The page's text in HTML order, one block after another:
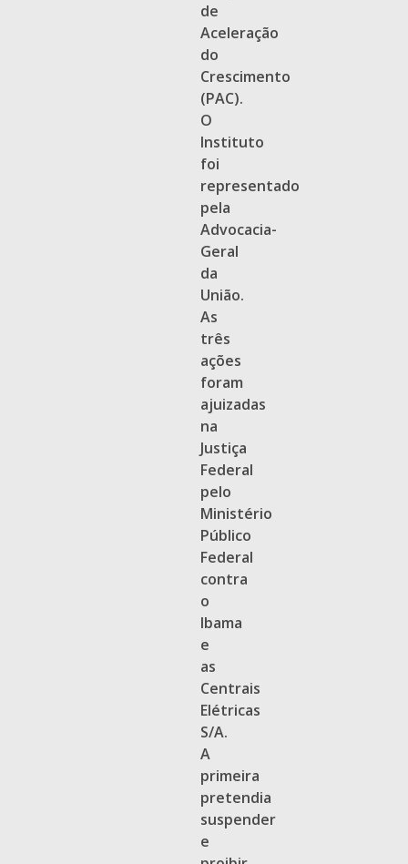
de
Aceleração
do
Crescimento
(PAC).
O
Instituto
foi
representado
pela
Advocacia-
Geral
da
União.
As
três
ações
foram
ajuizadas
na
Justiça
Federal
pelo
Ministério
Público
Federal
contra
o
Ibama
e
as
Centrais
Elétricas
S/A.
A
primeira
pretendia
suspender
e